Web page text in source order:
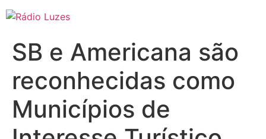
para
conteúdo
SB e Americana são
reconhecidas como
Municípios de